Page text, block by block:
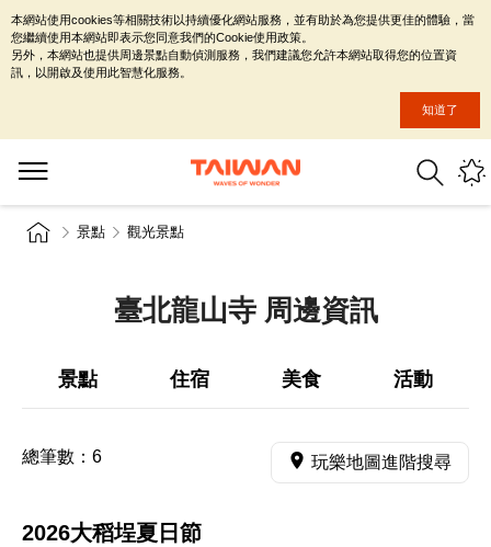
景點 觀光景點
臺北龍山寺 周邊資訊
景點 住宿 美食 活動
總筆數： 6 玩樂地圖進階搜尋
2026大稻埕夏日節
本網站使用cookies等相關技術以持續優化網站服務，並有助於為您提供更佳的體驗，當
您繼續使用本網站即表示您同意我們的Cookie使用政策。
另外，本網站也提供周邊景點自動偵測服務，我們建議您允許本網站取得您的位置資
訊，以開啟及使用此智慧化服務。
知道了